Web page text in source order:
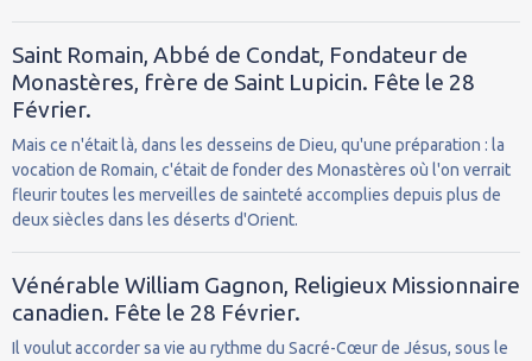
Saint Romain, Abbé de Condat, Fondateur de
Monastères, frère de Saint Lupicin. Fête le 28
Février.
Mais ce n'était là, dans les desseins de Dieu, qu'une préparation : la
vocation de Romain, c'était de fonder des Monastères où l'on verrait
fleurir toutes les merveilles de sainteté accomplies depuis plus de
deux siècles dans les déserts d'Orient.
Vénérable William Gagnon, Religieux Missionnaire
canadien. Fête le 28 Février.
Il voulut accorder sa vie au rythme du Sacré-Cœur de Jésus, sous le